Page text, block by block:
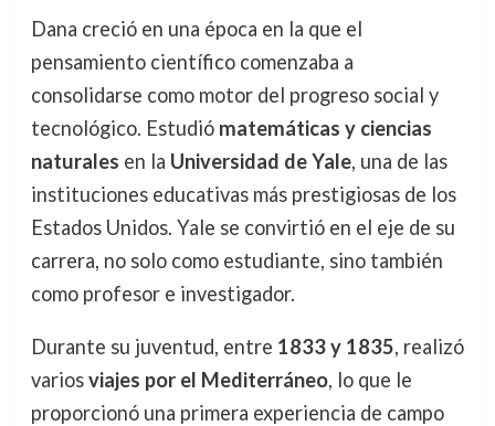
Dana creció en una época en la que el
pensamiento científico comenzaba a
consolidarse como motor del progreso social y
tecnológico. Estudió matemáticas y ciencias
naturales en la Universidad de Yale, una de las
instituciones educativas más prestigiosas de los
Estados Unidos. Yale se convirtió en el eje de su
carrera, no solo como estudiante, sino también
como profesor e investigador.
Durante su juventud, entre 1833 y 1835, realizó
variosviajes por el Mediterráneo, lo que le
proporcionó una primera experiencia de campo